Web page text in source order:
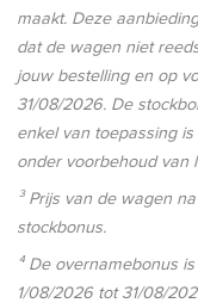
maakt. Deze
dat de wagen niet
jouw bestelling en op
31/08/2026. De
enkel van toepassing
onder voorbehoud van
³ Prijs van de wagen
stockbonus.
⁴ De overnamebonus
1/08/2026tot 31/08/